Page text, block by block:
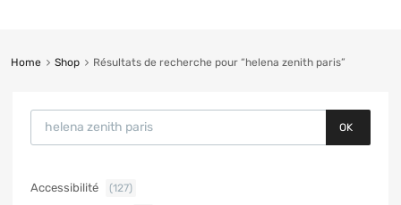
Home Shop Résultats de recherche pour “helena zenith paris”
OK
Accessibilité (127)